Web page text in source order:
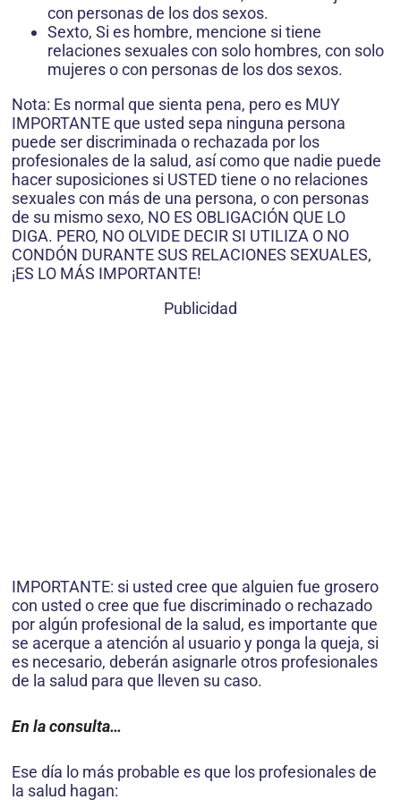
con personas de los dos sexos.
Sexto, Si es hombre, mencione si tiene
relaciones sexuales con solo hom­bres, con solo
mujeres o con personas de los dos sexos.
Nota: Es normal que sienta pena, pero es MUY
IMPORTANTE que usted sepa ninguna persona
puede ser discriminada o rechazada por los
profesionales de la salud, así como que nadie puede
hacer suposiciones si USTED tiene o no relaciones
sexuales con más de una persona, o con personas
de su mismo sexo, NO ES OBLIGACIÓN QUE LO
DIGA. PERO, NO OLVIDE DECIR SI UTILIZA O NO
CONDÓN DURANTE SUS RELACIONES SEXUALES,
¡ES LO MÁS IMPORTANTE!
Publicidad
IMPORTANTE: si usted cree que alguien fue grosero
con usted o cree que fue discriminado o rechazado
por algún profesional de la salud, es importante que
se acerque a atención al usuario y ponga la queja, si
es necesario, deberán asignarle otros profesionales
de la salud para que lleven su caso.
En la consulta…
Ese día lo más probable es que los profesionales de
la salud hagan: